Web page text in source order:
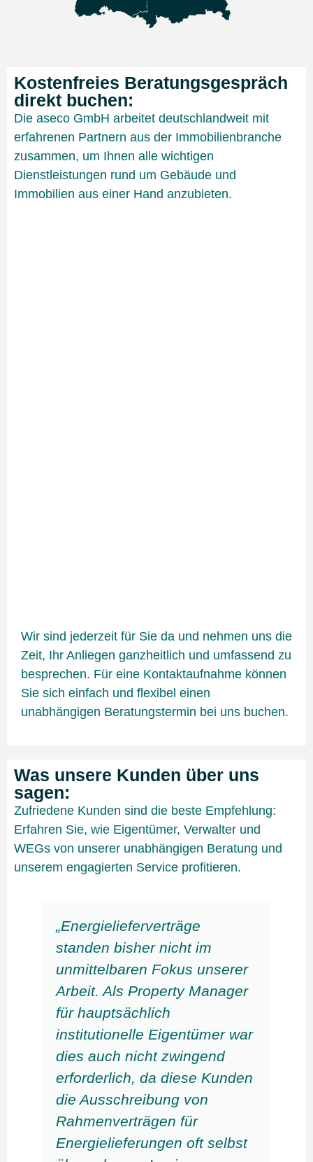
Kostenfreies Beratungsgespräch
direkt buchen:
Die aseco GmbH arbeitet deutschlandweit mit
erfahrenen Partnern aus der Immobilienbranche
zusammen, um Ihnen alle wichtigen
Dienstleistungen rund um Gebäude und
Immobilien aus einer Hand anzubieten.
Wir sind jederzeit für Sie da und nehmen uns die
Zeit, Ihr Anliegen ganzheitlich und umfassend zu
besprechen. Für eine Kontaktaufnahme können
Sie sich einfach und flexibel einen
unabhängigen Beratungstermin bei uns buchen.
Was unsere Kunden über uns
sagen:
Zufriedene Kunden sind die beste Empfehlung:
Erfahren Sie, wie Eigentümer, Verwalter und
WEGs von unserer unabhängigen Beratung und
unserem engagierten Service profitieren.
„Energielieferverträge
standen bisher nicht im
unmittelbaren Fokus unserer
Arbeit. Als Property Manager
für hauptsächlich
institutionelle Eigentümer war
dies auch nicht zwingend
erforderlich, da diese Kunden
die Ausschreibung von
Rahmenverträgen für
Energielieferungen oft selbst